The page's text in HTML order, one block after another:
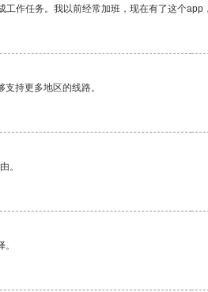
作任务。我以前经常加班，现在有了这个app
持更多地区的线路。
。